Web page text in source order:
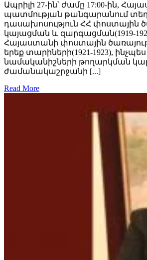
Ապրիլի 27-ին՝ ժամը 17:00-ին,
պատմության թանգարանում
դասախոսություն ՀՀ փոստային
կայացման և զարգացման(1919-
Հայաստանի փոստային
երեք տարիների(1921-1923),
նամականիշների թողարկման
ժամանակաշրջանի [...]
Read More